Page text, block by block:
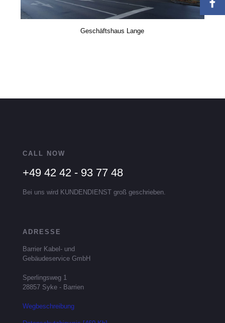
Geschäftshaus Lange
CALL NOW
+49 42 42 - 93 77 48
Bei uns wird KUNDENDIENST groß geschrieben.
ADRESSE
Barrier Kabel- und
Gebäudeservice GmbH
Sperlingsweg 1
28857 Syke - Barrien
Wegbeschreibung